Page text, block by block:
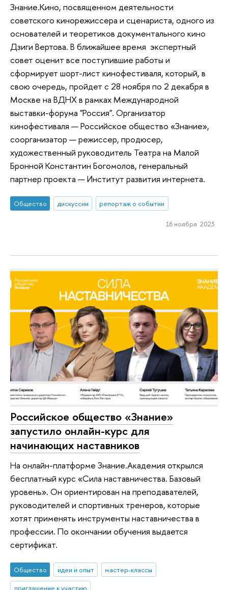
Знание.Кино, посвященном деятельности
советского кинорежиссера и сценариста, одного из
основателей и теоретиков документального кино
Дзиги Вертова. В ближайшее время экспертный
совет оценит все поступившие работы и
сформирует шорт-лист кинофестиваля, который, в
свою очередь, пройдет с 28 ноября по 2 декабря в
Москве на ВДНХ в рамках Международной
выставки-форума "Россия". Организатор
кинофестиваля — Российское общество «Знание»,
соорганизатор — режиссер, продюсер,
художественный руководитель Театра на Малой
Бронной Константин Богомолов, генеральный
партнер проекта — Институт развития интернета.
Общество дискуссии репортаж о событии
16 ноября 2023
Российское общество «Знание»
запустило онлайн-курс для
начинающих наставников
На онлайн-платформе Знание.Академия открылся
бесплатный курс «Сила наставничества. Базовый
уровень». Он ориентирован на преподавателей,
руководителей и спортивных тренеров, которые
хотят применять инструменты наставничества в
профессии. По окончании обучения выдается
сертификат.
Общество идеи и опыт
мастер-классы
приглашение к участию